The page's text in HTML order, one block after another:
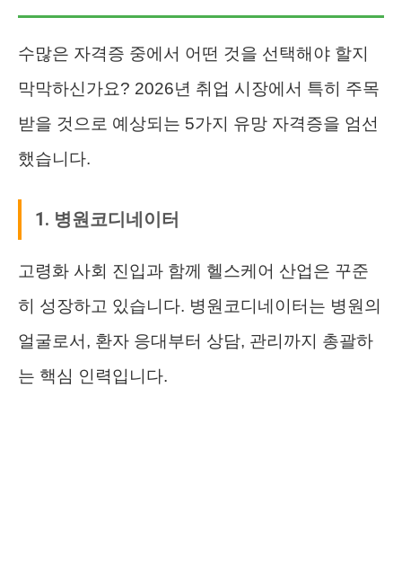
수많은 자격증 중에서 어떤 것을 선택해야 할지
막막하신가요? 2026년 취업 시장에서 특히 주목
받을 것으로 예상되는 5가지 유망 자격증을 엄선
했습니다.
1. 병원코디네이터
고령화 사회 진입과 함께 헬스케어 산업은 꾸준
히 성장하고 있습니다. 병원코디네이터는 병원의
얼굴로서, 환자 응대부터 상담, 관리까지 총괄하
는 핵심 인력입니다.